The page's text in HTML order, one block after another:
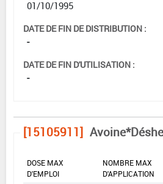
01/10/1995
DATE DE FIN DE DISTRIBUTION :
-
DATE DE FIN D'UTILISATION :
-
[15105911]
DOSE MAX
D'EMPLOI
NOMBRE MAX
D'APPLICATION